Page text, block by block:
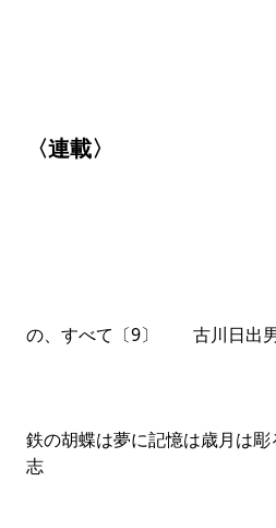
〈連載〉
の、すべて〔9〕 古川日出
鉄の胡蝶は夢に記憶は歳月
志